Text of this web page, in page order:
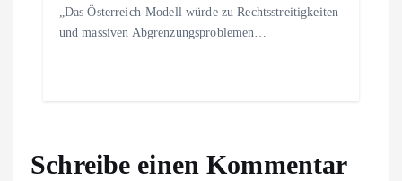
„Das Österreich-Modell würde zu Rechtsstreitigkeiten
und massiven Abgrenzungsproblemen…
Schreibe einen Kommentar